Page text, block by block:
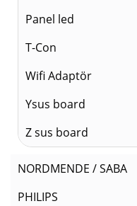
Panel led
T-Con
Wifi Adaptör
Ysus board
Z sus board
NORDMENDE / SABA
PHILIPS